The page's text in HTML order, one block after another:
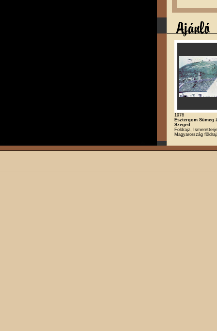
1976
Esztergom Sümeg
Szeged
Földrajz,
Magyarország